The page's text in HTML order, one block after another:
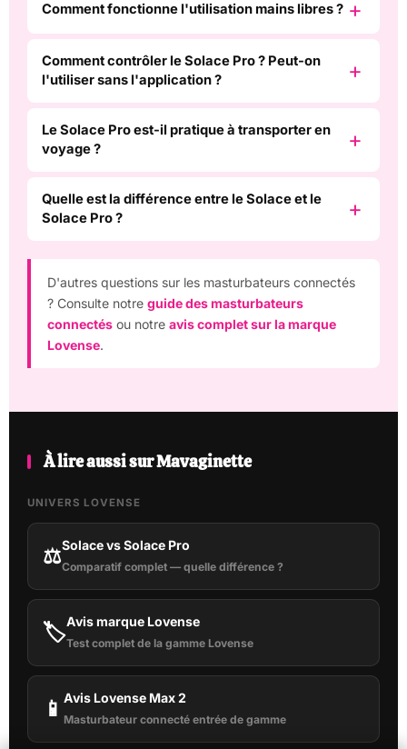
Comment fonctionne l'utilisation mains libres ?
Comment contrôler le Solace Pro ? Peut-on
l'utiliser sans l'application ?
Le Solace Pro est-il pratique à transporter en
voyage ?
Quelle est la différence entre le Solace et le
Solace Pro ?
D'autres questions sur les masturbateurs connectés
? Consulte notre guide des masturbateurs
connectés ou notre avis complet sur la marque
Lovense.
À lire aussi sur Mavaginette
UNIVERS LOVENSE
⚖️Solace vs Solace Pro
Comparatif complet — quelle différence ?
🏷️Avis marque Lovense
Test complet de la gamme Lovense
📱 Avis Lovense Max 2
Masturbateur connecté entrée de gamme